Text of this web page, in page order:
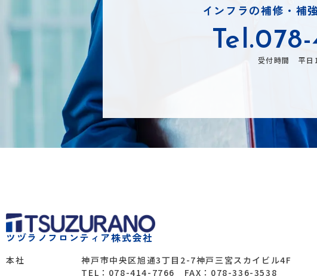
インフラの補修・補
受付時間 平日
ツヅラノフロンティア株式会社
本社
神戸市中央区旭通3丁目2-7神戸三宮スカイビル4F
TEL：078-414-7766 FAX：078-336-3538